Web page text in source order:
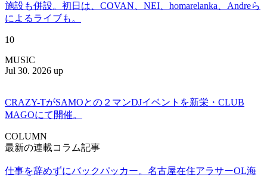
施設も併設。初日は、COVAN、NEI、homarelanka、Andreら
によるライブも。
10
MUSIC
Jul 30. 2026 up
CRAZY-TがSAMOとの２マンDJイベントを新栄・CLUB
MAGOにて開催。
COLUMN
最新の連載コラム記事
仕事を辞めずにバックパッカー。名古屋在住アラサーOL海